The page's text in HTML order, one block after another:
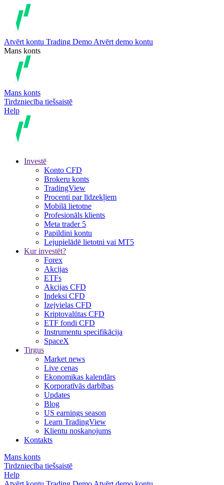
Atvērt kontu Trading Demo Atvērt demo kontu
Mans konts
Mans konts
Tirdzniecība tiešsaistē
Help
Investē
Konto CFD
Brokeru konts
TradingView
Procenti par līdzekļiem
Mobilā lietotne
Profesionāls klients
Meta trader 5
Papildini kontu
Lejupielādē lietotni vai MT5
Kur investēt?
Forex
Akcijas
ETFs
Akcijas CFD
Indeksi CFD
Izejvielas CFD
Kriptovalūtas CFD
ETF fondi CFD
Instrumentu specifikācija
SpaceX
Tirgus
Market news
Live cenas
Ekonomikas kalendārs
Korporatīvās darbības
Updates
Blog
US earnings season
Learn TradingView
Klientu noskaņojums
Kontakts
Mans konts
Tirdzniecība tiešsaistē
Help